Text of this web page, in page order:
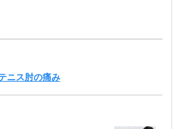
ニス肘の痛み